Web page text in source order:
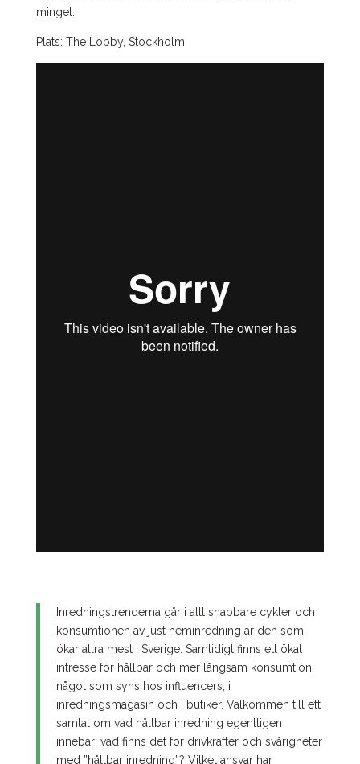
mingel.
Plats: The Lobby, Stockholm.
Inredningstrenderna går i allt snabbare cykler och
konsumtionen av just heminredning är den som
ökar allra mest i Sverige. Samtidigt finns ett ökat
intresse för hållbar och mer långsam konsumtion,
något som syns hos influencers, i
inredningsmagasin och i butiker. Välkommen till ett
samtal om vad hållbar inredning egentligen
innebär: vad finns det för drivkrafter och svårigheter
med ”hållbar inredning”? Vilket ansvar har